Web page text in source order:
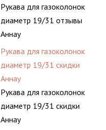
Рукава для газоколонок
диаметр 19/31 отзывы
Аннау
Рукава для газоколонок
диаметр 19/31 скидки
Аннау
Рукава для газоколонок
диаметр 19/31 скидки
Аннау